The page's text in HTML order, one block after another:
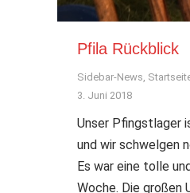
Pfila Rückblick
Sidebar-News
3. Juni 2018
Unser Pfingstlager
und wir schwelgen
Es war eine tolle
Woche. Die großen